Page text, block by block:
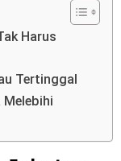
Harus
Tertinggal
Melebihi